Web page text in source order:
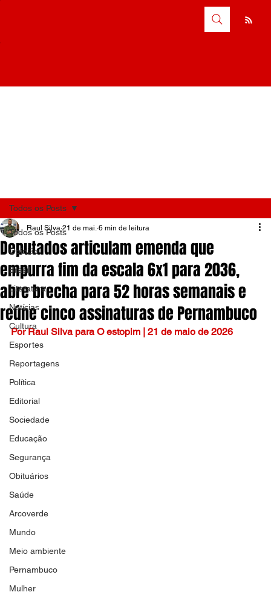
Todos os Posts
Opinião
Brasil
Literatura
Notícias
Cultura
Esportes
Reportagens
Política
Editorial
Sociedade
Educação
Segurança
Obituários
Saúde
Arcoverde
Mundo
Meio ambiente
Pernambuco
Mulher
Todos os Posts
Deputados articulam emenda que
empurra fim da escala 6x1 para 2036,
abre brecha para 52 horas semanais e
reúne cinco assinaturas de Pernambuco
Raul Silva 21 de mai. 6 min de leitura
Por Raul Silva para O estopim | 21 de maio de 2026